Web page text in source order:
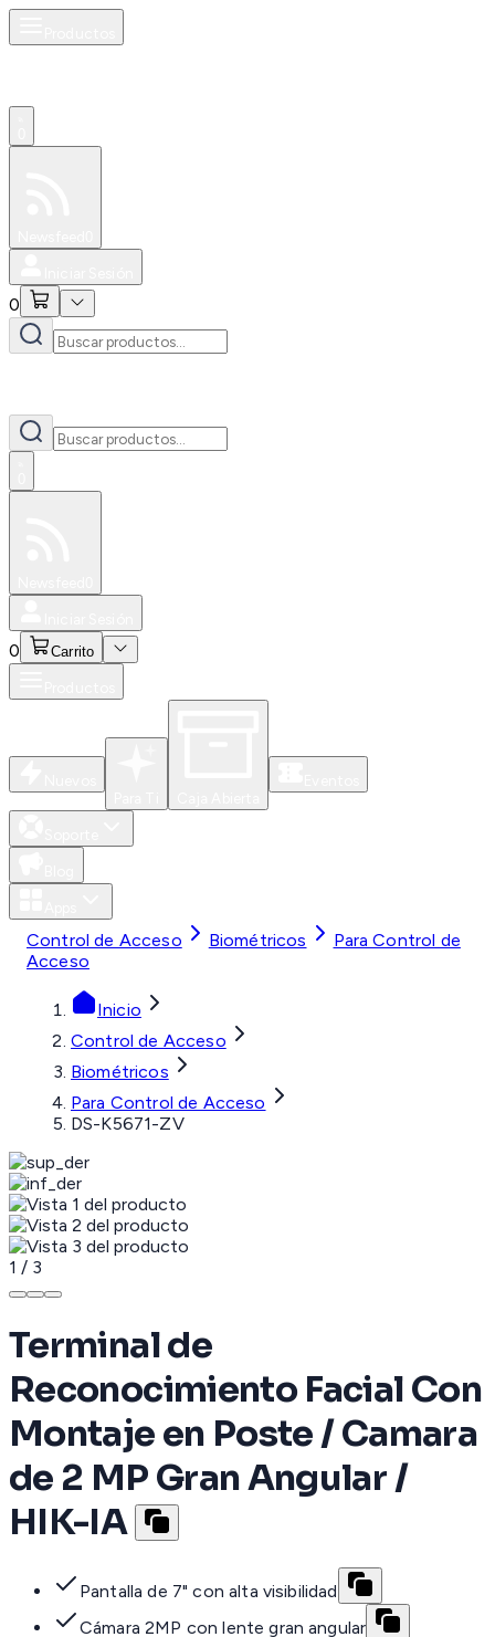
0
0 Carrito
Control de Acceso Biométricos
Para Control de
Acceso
Inicio
Control de Acceso
Biométricos
Para Control de Acceso
DS-K5671-ZV
1 / 3
Terminal de
Reconocimiento Facial Con
Montaje en Poste / Camara
de 2 MP Gran Angular /
HIK-IA
Pantalla de 7" con alta visibilidad
Cámara 2MP con lente gran angular